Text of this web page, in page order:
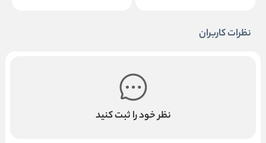
نظرات کاربران
نظر خود را ثبت کنید